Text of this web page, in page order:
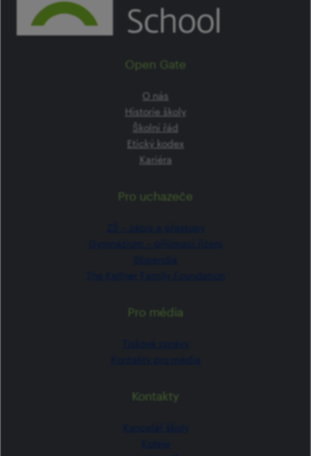
Open Gate
O nás
Historie školy
Školní řád
Etický kodex
Kariéra
Pro uchazeče
Pro média
Kontakty